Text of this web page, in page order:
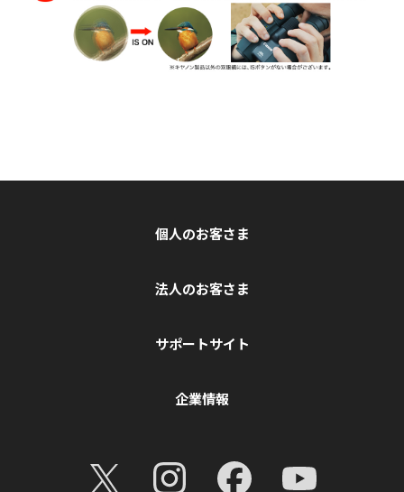
個人のお客さま
法人のお客さま
サポートサイト
企業情報